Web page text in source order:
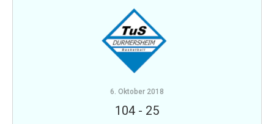
6. Oktober 2018
104 - 25